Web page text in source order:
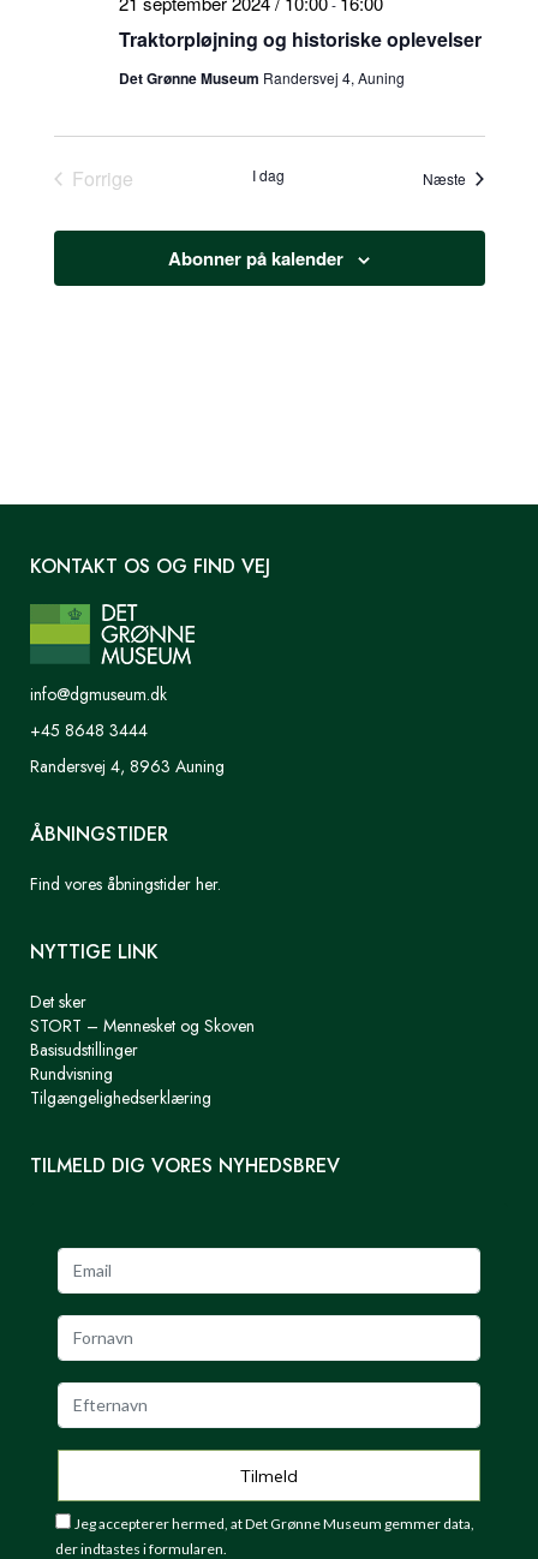
Traktorpløjning og historiske oplevelser
-
Det Grønne Museum Randersvej 4, Auning
Forrige
I dag Næste
Abonner på kalender
KONTAKT OS OG FIND VEJ
info@dgmuseum.dk
+45 8648 3444
Randersvej 4, 8963 Auning
ÅBNINGSTIDER
Find vores åbningstider her.
NYTTIGE LINK
Det sker
STORT – Mennesket og Skoven
Basisudstillinger
Rundvisning
Tilgængelighedserklæring
TILMELD DIG VORES NYHEDSBREV
Jeg accepterer hermed, at Det Grønne Museum gemmer data,
der indtastes i formularen.